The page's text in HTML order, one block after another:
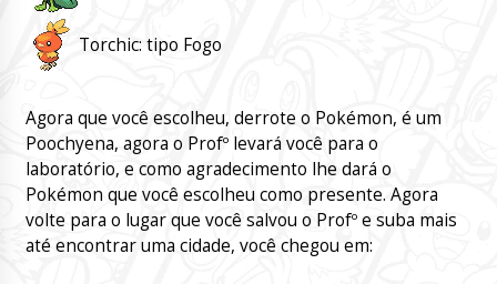
Torchic: tipo Fogo
Agora que você escolheu, derrote o Pokémon, é um
Poochyena, agora o Profº levará você para o
laboratório, e como agradecimento lhe dará o
Pokémon que você escolheu como presente. Agora
volte para o lugar que você salvou o Profº e suba mais
até encontrar uma cidade, você chegou em: